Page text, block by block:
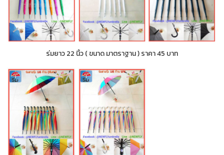
ร่มยาว 22 นิ้ว ( ขนาด มาตราฐาน ) ราคา 45 บาท